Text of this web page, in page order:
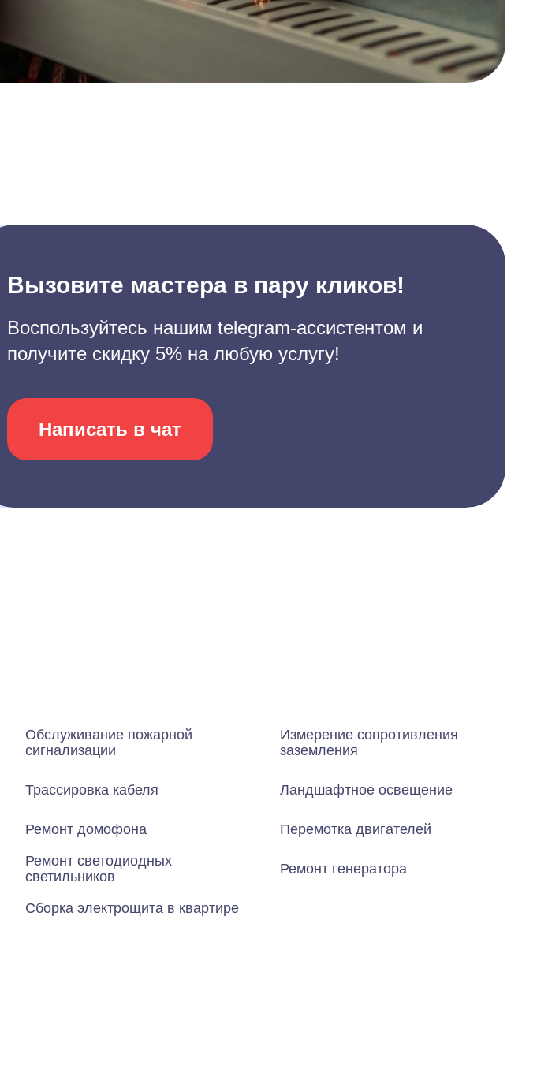
Вызовите мастера в пару кликов!
Воспользуйтесь нашим telegram-ассистентом и
получите скидку 5% на любую услугу!
Написать в чат
Обслуживание пожарной
сигнализации
Измерение сопротивления
заземления
Трассировка кабеля Ландшафтное освещение
Ремонт домофона
Перемотка двигателей
Ремонт светодиодных
светильников
Ремонт генератора
Сборка электрощита в квартире